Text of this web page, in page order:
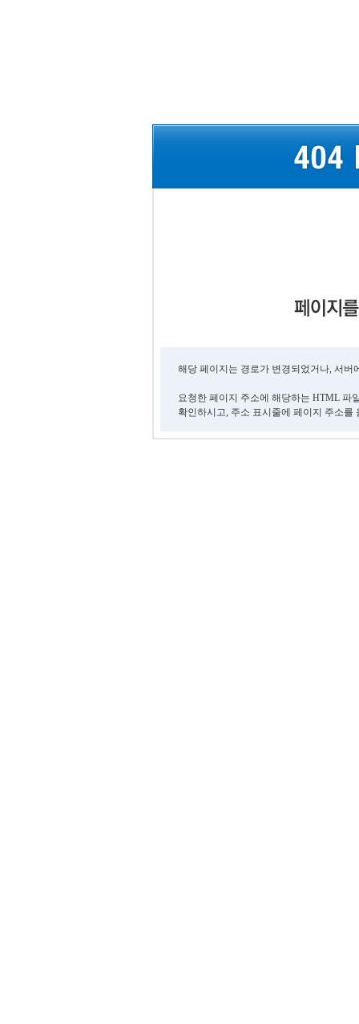
해당 페이지는 경로가 변경되었거나, 서
요청한 페이지 주소에 해당하는 HTML 파
확인하시고, 주소 표시줄에 페이지 주소